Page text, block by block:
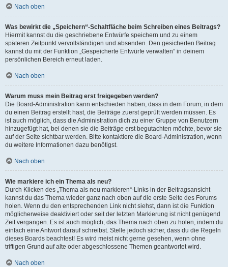
Nach oben
Was bewirkt die „Speichern“-Schaltfläche beim Schreiben eines Beitrags?
Hiermit kannst du die geschriebene Entwürfe speichern und zu einem
späteren Zeitpunkt vervollständigen und absenden. Den gesicherten Beitrag
kannst du mit der Funktion „Gespeicherte Entwürfe verwalten“ in deinem
persönlichen Bereich erneut laden.
Nach oben
Warum muss mein Beitrag erst freigegeben werden?
Die Board-Administration kann entschieden haben, dass in dem Forum, in dem
du einen Beitrag erstellt hast, die Beiträge zuerst geprüft werden müssen. Es
ist auch möglich, dass die Administration dich zu einer Gruppe von Benutzern
hinzugefügt hat, bei denen sie die Beiträge erst begutachten möchte, bevor sie
auf der Seite sichtbar werden. Bitte kontaktiere die Board-Administration, wenn
du weitere Informationen dazu benötigst.
Nach oben
Wie markiere ich ein Thema als neu?
Durch Klicken des „Thema als neu markieren“-Links in der Beitragsansicht
kannst du das Thema wieder ganz nach oben auf die erste Seite des Forums
holen. Wenn du den entsprechenden Link nicht siehst, dann ist die Funktion
möglicherweise deaktiviert oder seit der letzten Markierung ist nicht genügend
Zeit vergangen. Es ist auch möglich, das Thema nach oben zu holen, indem du
einfach eine Antwort darauf schreibst. Stelle jedoch sicher, dass du die Regeln
dieses Boards beachtest! Es wird meist nicht gerne gesehen, wenn ohne
triftigen Grund auf alte oder abgeschlossene Themen geantwortet wird.
Nach oben